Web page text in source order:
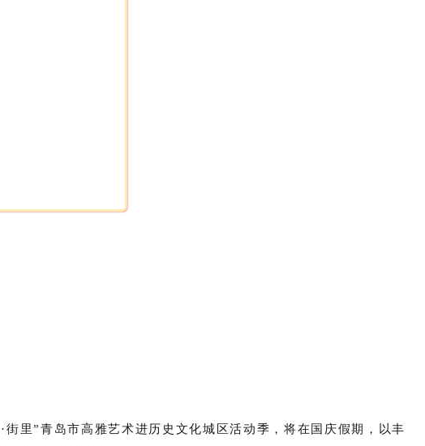
里”青岛市高雅艺术进历史文化城区活动季，将在国庆假期，以丰